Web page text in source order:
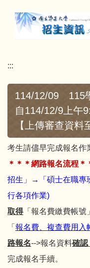
容
:::
114/12/09 115
自114/12/9上午
【上傳審查資料
考生請儘早完成報名作
＊＊＊網路報名流程＊
招生」→「碩士在職專
行各項作業)
取得「報名費繳費帳號
「 報名費、複查費用入
路報名-->報名資料確認
完成報名手續。